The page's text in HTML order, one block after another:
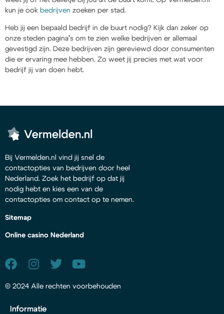
kun je ook bedrijven zoeken per stad.
Heb jij een bepaald bedrijf in de buurt nodig? Kijk dan zeker op
onze steden pagina’s om te zien welke bedrijven er allemaal
gevestigd zijn. Deze bedrijven zijn gereviewd door consumenten
die er ervaring mee hebben. Zo weet jij precies met wat voor
bedrijf jij van doen hebt.
Bij Vermelden.nl vind jij snel de
contactopties van bedrijven door heel
Nederland. Zoek het bedrijf op dat jij
nodig hebt en kies een van de
contactopties om contact op te nemen.
Sitemap
Online casino Nederland
© 2024 Alle rechten voorbehouden
Informatie